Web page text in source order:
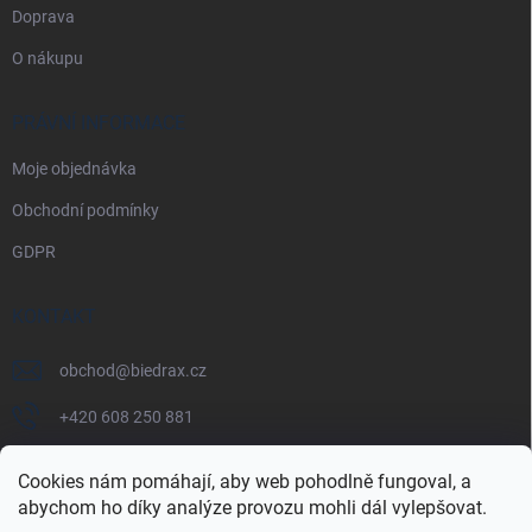
Cookies nám pomáhají, aby web pohodlně fungoval, a
abychom ho díky analýze provozu mohli dál vylepšovat.
Doprava
O nákupu
PRÁVNÍ INFORMACE
Moje objednávka
Obchodní podmínky
GDPR
KONTAKT
obchod@biedrax.cz
+420 608 250 881